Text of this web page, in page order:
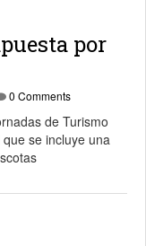
por
0 Comments
de Turismo
se incluye una